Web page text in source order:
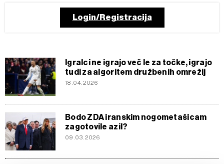
Login/Registracija
Igralci ne igrajo več le za točke, igrajo
tudi za algoritem družbenih omrežij
18.04.2026
Bodo ZDA iranskim nogometašicam
zagotovile azil?
09.03.2026